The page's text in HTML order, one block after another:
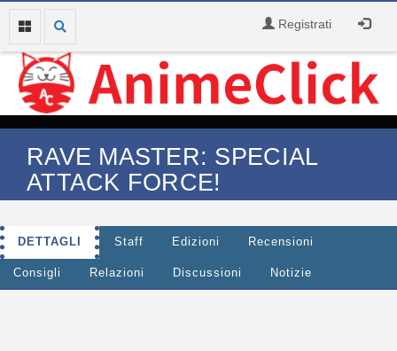
Registrati
RAVE MASTER: SPECIAL
ATTACK FORCE!
DETTAGLI Staff Edizioni Recensioni
Consigli Relazioni Discussioni Notizie